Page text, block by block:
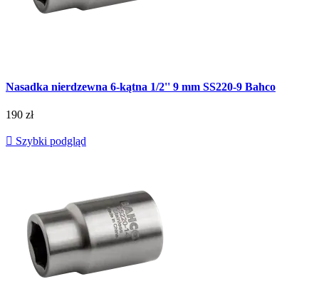
Nasadka nierdzewna 6-kątna 1/2'' 9 mm SS220-9 Bahco
190 zł
 Szybki podgląd